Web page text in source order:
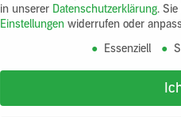
in unserer Datenschutzerklärung. Sie
Einstellungen widerrufen oder
Essenziell